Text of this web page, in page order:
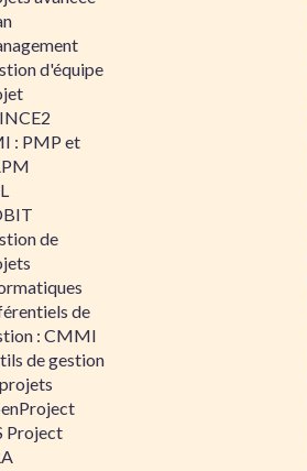
d'équipe
: PMP et
de
de
: CMMI
de gestion
Project